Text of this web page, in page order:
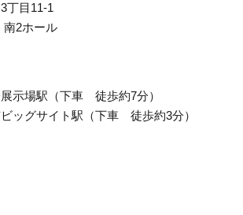
丁目11‐1
南2ホール
示場駅（下車 徒歩約7分）
ッグサイト駅（下車 徒歩約3分）